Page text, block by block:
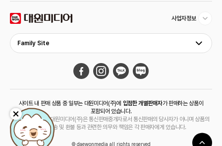
사업자정보
Family Site
사이트 내 판매 상품 중 일부는 대원미디어(주)에 입점한 개별판매자가 판매하는 상품이
포함되어 있습니다.
해당 상품의 경우 대원미디어(주)은 통신판매중개자로서 통신판매의 당사자가 아니며 상품의
주문, 배송 및 환불 등과 관련한 의무와 책임은 각 판매자에게 있습니다.
© daewonmedia all rights reserved